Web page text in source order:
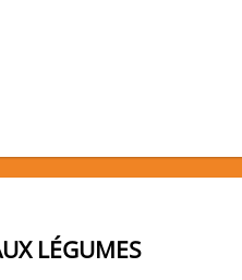
LÉGUMES